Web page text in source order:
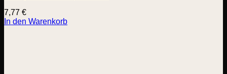
7,77 €
In den Warenkorb